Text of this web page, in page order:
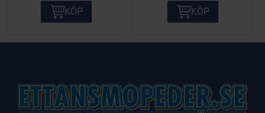
KÖP KÖP